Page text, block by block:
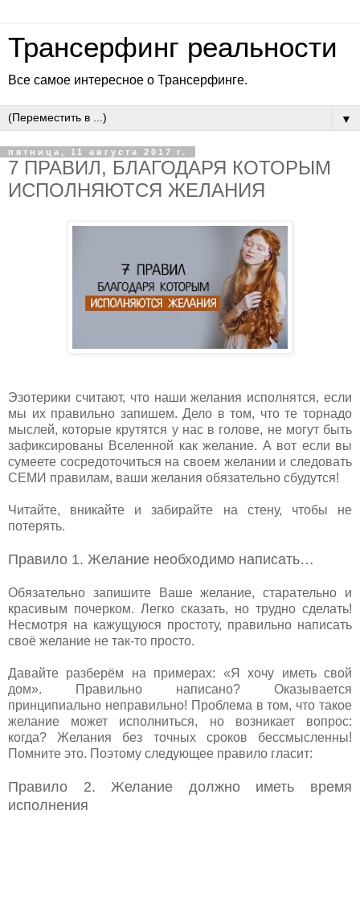
Трансерфинг реальности
Все самое интересное о Трансерфинге.
▼
пятница, 11 августа 2017 г.
7 ПРАВИЛ, БЛАГОДАРЯ КОТОРЫМ
ИСПОЛНЯЮТСЯ ЖЕЛАНИЯ
Эзотерики считают, что наши желания исполнятся, если
мы их правильно запишем. Дело в том, что те торнадо
мыслей, которые крутятся у нас в голове, не могут быть
зафиксированы Вселенной как желание. А вот если вы
сумеете сосредоточиться на своем желании и следовать
СЕМИ правилам, ваши желания обязательно сбудутся!
Читайте, вникайте и забирайте на стену, чтобы не
потерять.
Правило 1. Желание необходимо написать…
Обязательно запишите Ваше желание, старательно и
красивым почерком. Легко сказать, но трудно сделать!
Несмотря на кажущуюся простоту, правильно написать
своё желание не так-то просто.
Давайте разберём на примерах: «Я хочу иметь свой
дом». Правильно написано? Оказывается
принципиально неправильно! Проблема в том, что такое
желание может исполниться, но возникает вопрос:
когда? Желания без точных сроков бессмысленны!
Помните это. Поэтому следующее правило гласит:
Правило 2. Желание должно иметь время
исполнения